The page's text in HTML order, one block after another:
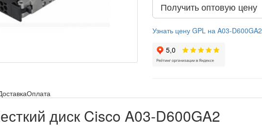
Получить оптовую цену
Узнать цену GPL на A03-D600GA2
Оплата
диск Cisco A03-D600GA2